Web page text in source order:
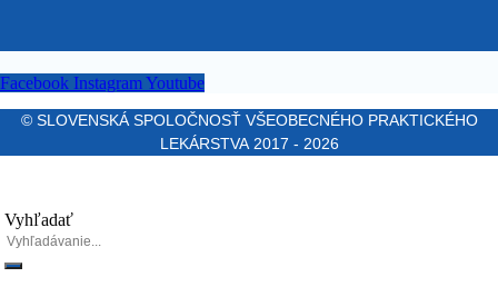
Facebook Instagram Youtube
© SLOVENSKÁ SPOLOČNOSŤ VŠEOBECNÉHO PRAKTICKÉHO
LEKÁRSTVA 2017 - 2026
Vyhľadať